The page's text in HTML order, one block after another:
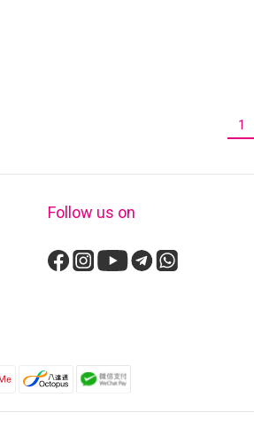
1
Follow us on